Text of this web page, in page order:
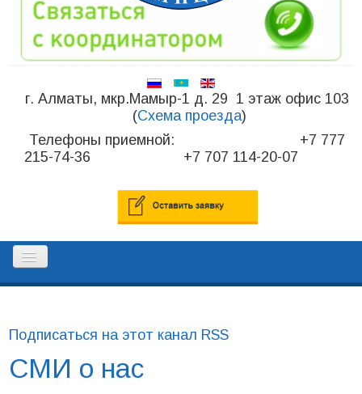
г. Алматы, мкр.Мамыр-1 д. 29 1 этаж офис 103
(Схема проезда)
Телефоны приемной: +7 777
215-74-36 +7 707 114-20-07
РЕЕСТР ПРОФЕССИОНАЛЬНЫХ
Подписаться на этот канал RSS
СМИ о нас